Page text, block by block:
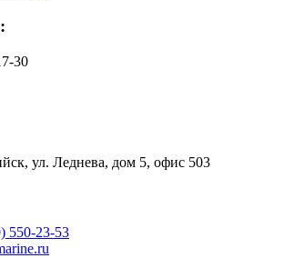
30
ул. Леднева, дом 5, офис 503
550-23-53